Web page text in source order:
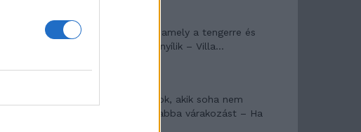
Egy ház, amely a tengerre és
a fényre nyílik – Villa...
A családok, akik soha nem
hagyták abba várakozást – Ha